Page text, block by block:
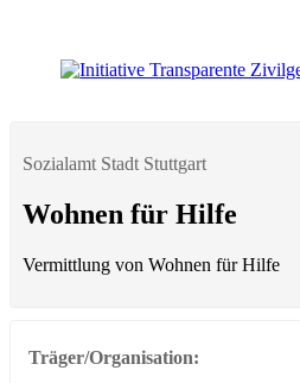
Sozialamt Stadt Stuttgart
Wohnen für Hilfe
Vermittlung von Wohnen für Hilfe
Träger/Organisation: